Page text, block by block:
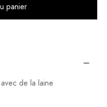
panier
de la laine